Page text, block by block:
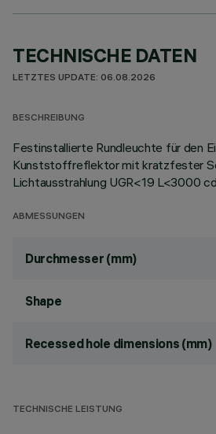
TECHNISCHE DATEN
LETZTES UPDATE: 06.08.2026
BESCHREIBUNG
Festinstallierte Rundleuchte für den
Kunststoffreflektor mit kratzfester
Lichtausstrahlung UGR<19 L<3000
ABMESSUNGEN
Durchmesser (mm)
Shape
Recessed hole dimensions (mm)
TECHNISCHE LEISTUNG